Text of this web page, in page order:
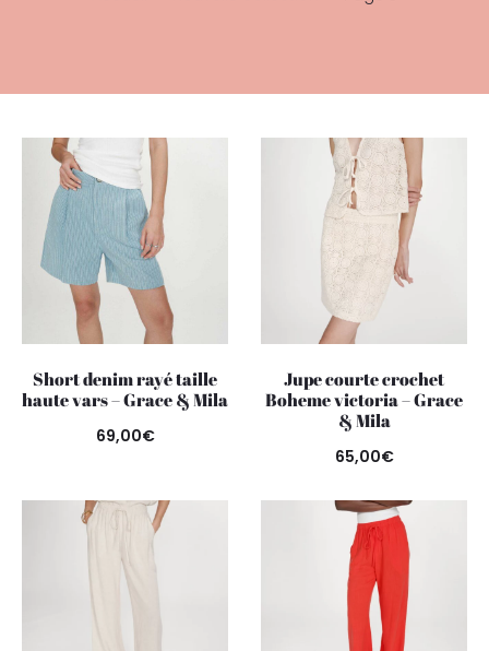
Short denim rayé taille
haute vars – Grace & Mila
69,00€
Jupe courte crochet
Boheme victoria – Grace
& Mila
65,00€